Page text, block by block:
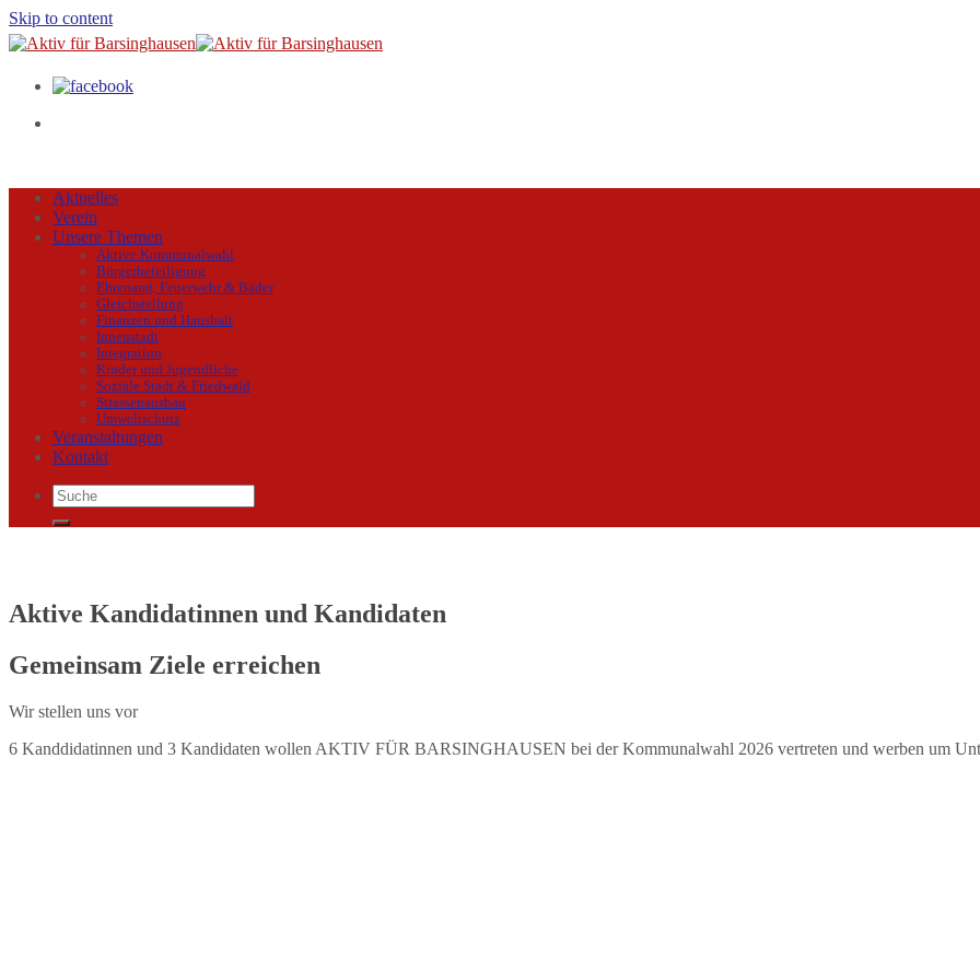
Skip to content
Aktuelles
Verein
Unsere Themen
Aktive Kommunalwahl
Bürgerbeteiligung
Ehrenamt, Feuerwehr & Bäder
Gleichstellung
Finanzen und Haushalt
Innenstadt
Integration
Kinder und Jugendliche
Soziale Stadt & Friedwald
Strassenausbau
Umweltschutz
Veranstaltungen
Kontakt
Aktive Kandidatinnen und Kandidaten
Gemeinsam Ziele erreichen
Wir stellen uns vor
6 Kanddidatinnen und 3 Kandidaten wollen AKTIV FÜR BARSINGHAUSEN bei der Kommunalwahl 2026 vertreten und werben um